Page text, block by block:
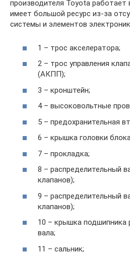
производителя Toyota
имеет большой ресурс из-за
системы и элементов
1 – трос акселератора;
2 – трос управления
(АКПП);
3 – кронштейн;
4 – высоковольтные
5 – предохранительная
6 – крышка головки
7 – прокладка;
8 – распределительный
клапанов);
9 – распределительный
клапанов);
10 – крышка подшипника
вала;
11 – сальник;